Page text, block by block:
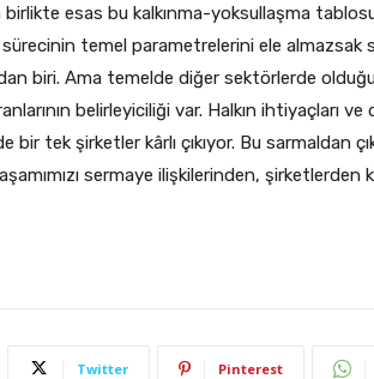
esas bu kalkınma-yoksullaşma
temel parametrelerini ele almazsak
biri. Ama temelde diğer sektörlerde
belirleyiciliği var. Halkın ihtiyaçları ve
tek şirketler kârlı çıkıyor. Bu sarmaldan
sermaye ilişkilerinden, şirketlerden
Twitter Pinterest